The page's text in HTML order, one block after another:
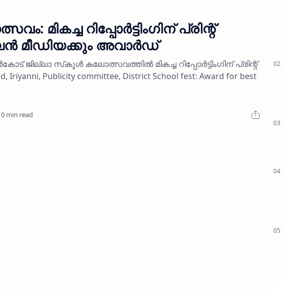
മികച്ച റിപ്പോര്‍ട്ടിംഗിന് പ്രിന്റ്
മീഡിയക്കും അവാര്‍ഡ്
ജില്ലാ സ്‌കൂള്‍ കലോത്സവത്തില്‍ മികച്ച റിപ്പോര്‍ട്ടിംഗിന് പ്രിന്റ്
Iriyanni, Publicity committee, District School fest: Award for best
0 min read